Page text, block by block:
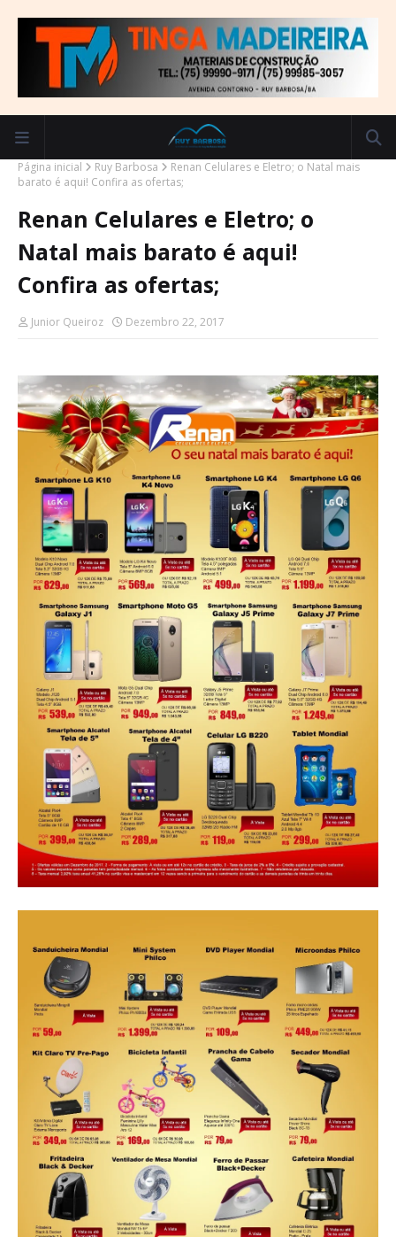
Página inicial Ruy Barbosa
Renan Celulares e Eletro; o Natal mais
barato é aqui! Confira as ofertas;
Renan Celulares e Eletro; o
Natal mais barato é aqui!
Confira as ofertas;
Junior Queiroz Dezembro 22, 2017